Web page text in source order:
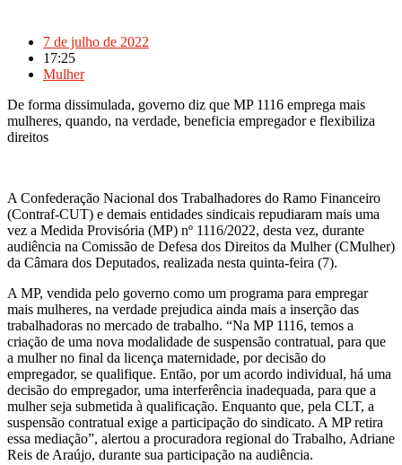
7 de julho de 2022
17:25
Mulher
De forma dissimulada, governo diz que MP 1116 emprega mais
mulheres, quando, na verdade, beneficia empregador e flexibiliza
direitos
A Confederação Nacional dos Trabalhadores do Ramo Financeiro
(Contraf-CUT) e demais entidades sindicais repudiaram mais uma
vez a Medida Provisória (MP) nº 1116/2022, desta vez, durante
audiência na Comissão de Defesa dos Direitos da Mulher (CMulher)
da Câmara dos Deputados, realizada nesta quinta-feira (7).
A MP, vendida pelo governo como um programa para empregar
mais mulheres, na verdade prejudica ainda mais a inserção das
trabalhadoras no mercado de trabalho. “Na MP 1116, temos a
criação de uma nova modalidade de suspensão contratual, para que
a mulher no final da licença maternidade, por decisão do
empregador, se qualifique. Então, por um acordo individual, há uma
decisão do empregador, uma interferência inadequada, para que a
mulher seja submetida à qualificação. Enquanto que, pela CLT, a
suspensão contratual exige a participação do sindicato. A MP retira
essa mediação”, alertou a procuradora regional do Trabalho, Adriane
Reis de Araújo, durante sua participação na audiência.